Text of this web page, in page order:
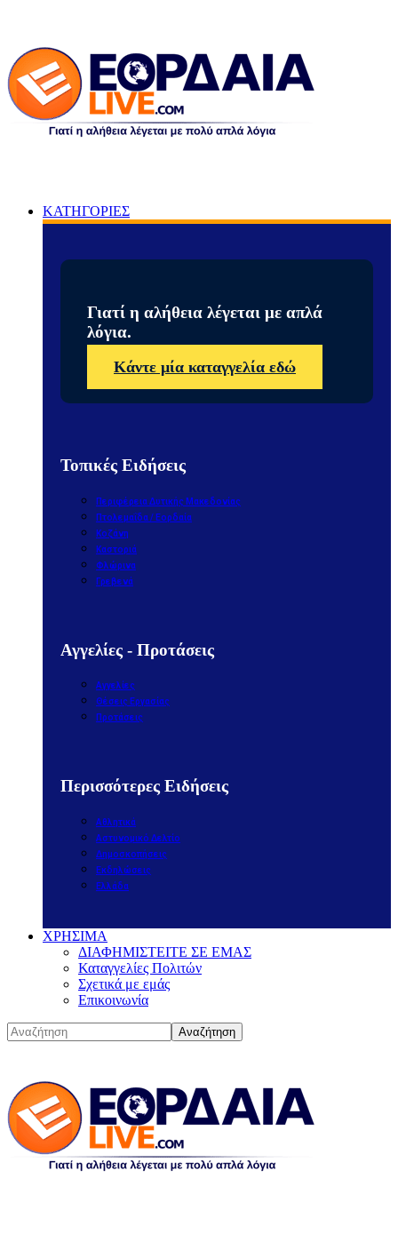
ΚΑΤΗΓΟΡΙΕΣ
Γιατί η αλήθεια λέγεται με απλά
λόγια.
Κάντε μία καταγγελία εδώ
Τοπικές Ειδήσεις
Περιφέρεια Δυτικής Μακεδονίας
Πτολεμαΐδα / Εορδαία
Κοζάνη
Καστοριά
Φλώρινα
Γρεβενά
Αγγελίες - Προτάσεις
Αγγελίες
Θέσεις Εργασίας
Προτάσεις
Περισσότερες Ειδήσεις
Αθλητικά
Αστυνομικό Δελτίο
Δημοσκοπήσεις
Εκδηλώσεις
Ελλάδα
ΧΡΗΣΙΜΑ
ΔΙΑΦΗΜΙΣΤΕΙΤΕ ΣΕ ΕΜΑΣ
Καταγγελίες Πολιτών
Σχετικά με εμάς
Επικοινωνία